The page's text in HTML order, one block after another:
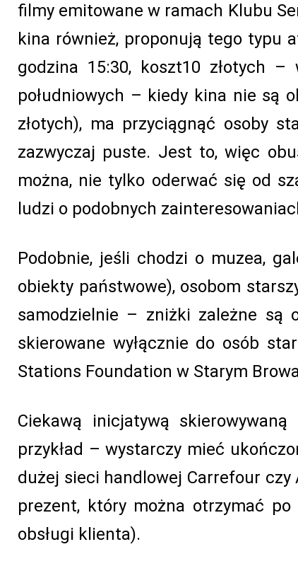
filmy emitowane w ramach Klubu
kina również, proponują tego typu
godzina 15:30, koszt10 złotych
południowych – kiedy kina nie są
złotych), ma przyciągnąć osoby
zazwyczaj puste. Jest to, więc
można, nie tylko oderwać się od
ludzi o podobnych
Podobnie, jeśli chodzi o muzea,
obiekty państwowe), osobom
samodzielnie – zniżki zależne są
skierowane wyłącznie do osób
Stations Foundation w Starym
Ciekawą inicjatywą
przykład – wystarczy mieć
dużej sieci handlowej Carrefour
prezent, który można otrzymać
obsługi klienta).